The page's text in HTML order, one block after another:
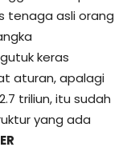
tenaga asli orang
keras
aturan, apalagi
triliun, itu sudah
yang ada